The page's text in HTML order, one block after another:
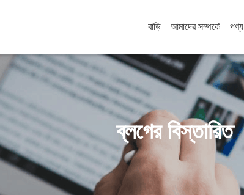
বাড়ি আমাদের সম্পর্কে পণ্য
ব্লগের বিস্তারিত